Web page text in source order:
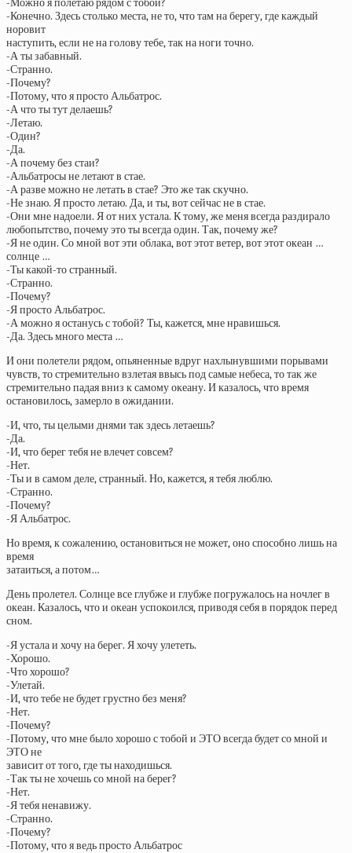
-Можно я полетаю рядом с тобой?
-Конечно. Здесь столько места, не то, что там на берегу, где каждый
норовит
наступить, если не на голову тебе, так на ноги точно.
-А ты забавный.
-Странно.
-Почему?
-Потому, что я просто Альбатрос.
-А что ты тут делаешь?
-Летаю.
-Один?
-Да.
-А почему без стаи?
-Альбатросы не летают в стае.
-А разве можно не летать в стае? Это же так скучно.
-Не знаю. Я просто летаю. Да, и ты, вот сейчас не в стае.
-Они мне надоели. Я от них устала. К тому, же меня всегда раздирало
любопытство, почему это ты всегда один. Так, почему же?
-Я не один. Со мной вот эти облака, вот этот ветер, вот этот океан …
солнце …
-Ты какой-то странный.
-Странно.
-Почему?
-Я просто Альбатрос.
-А можно я останусь с тобой? Ты, кажется, мне нравишься.
-Да. Здесь много места …
И они полетели рядом, опьяненные вдруг нахлынувшими порывами
чувств, то стремительно взлетая ввысь под самые небеса, то так же
стремительно падая вниз к самому океану. И казалось, что время
остановилось, замерло в ожидании.
-И, что, ты целыми днями так здесь летаешь?
-Да.
-И, что берег тебя не влечет совсем?
-Нет.
-Ты и в самом деле, странный. Но, кажется, я тебя люблю.
-Странно.
-Почему?
-Я Альбатрос.
Но время, к сожалению, остановиться не может, оно способно лишь на
время
затаиться, а потом…
День пролетел. Солнце все глубже и глубже погружалось на ночлег в
океан. Казалось, что и океан успокоился, приводя себя в порядок перед
сном.
-Я устала и хочу на берег. Я хочу улететь.
-Хорошо.
-Что хорошо?
-Улетай.
-И, что тебе не будет грустно без меня?
-Нет.
-Почему?
-Потому, что мне было хорошо с тобой и ЭТО всегда будет со мной и
ЭТО не
зависит от того, где ты находишься.
-Так ты не хочешь со мной на берег?
-Нет.
-Я тебя ненавижу.
-Странно.
-Почему?
-Потому, что я ведь просто Альбатрос